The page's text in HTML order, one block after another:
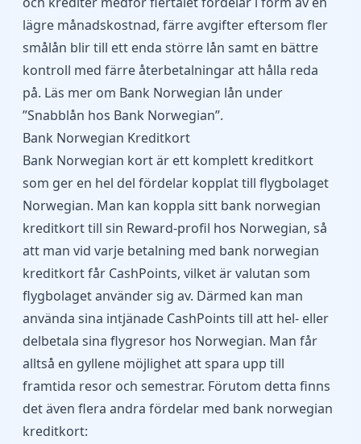
lägre månadskostnad, färre avgifter eftersom fler
smålån blir till ett enda större lån samt en bättre
kontroll med färre återbetalningar att hålla reda
på. Läs mer om Bank Norwegian lån under
”Snabblån hos Bank Norwegian”.
Bank Norwegian Kreditkort
Bank Norwegian kort är ett komplett kreditkort
som ger en hel del fördelar kopplat till flygbolaget
Norwegian. Man kan koppla sitt bank norwegian
kreditkort till sin Reward-profil hos Norwegian, så
att man vid varje betalning med bank norwegian
kreditkort får CashPoints, vilket är valutan som
flygbolaget använder sig av. Därmed kan man
använda sina intjänade CashPoints till att hel- eller
delbetala sina flygresor hos Norwegian. Man får
alltså en gyllene möjlighet att spara upp till
framtida resor och semestrar. Förutom detta finns
det även flera andra fördelar med bank norwegian
kreditkort: